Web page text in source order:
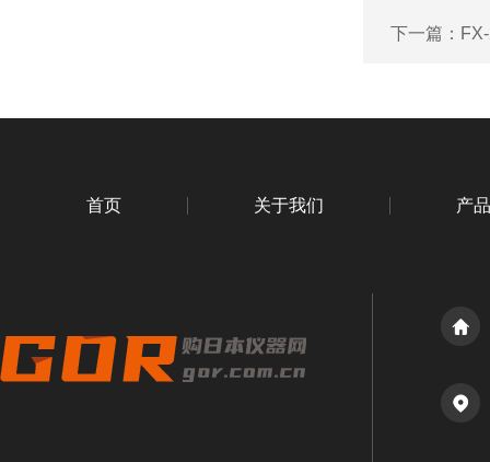
下一篇：
首页 关于我们 产